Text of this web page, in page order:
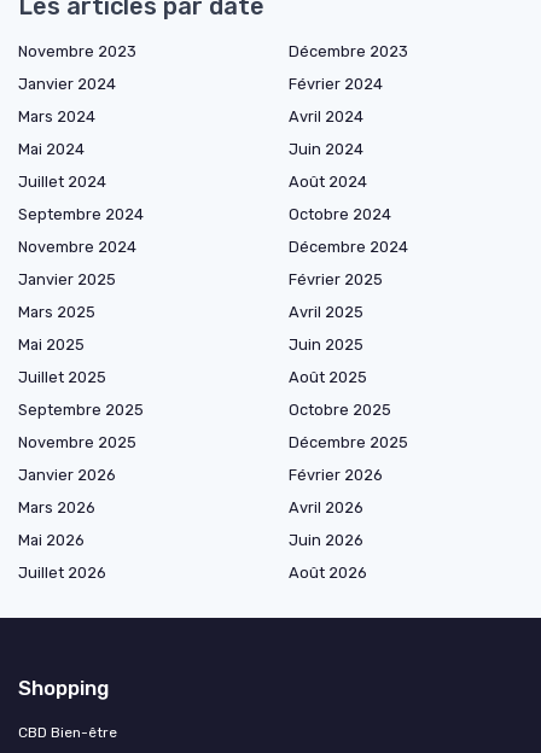
Novembre 2023
Décembre 2023
Janvier 2024
Février 2024
Mars 2024
Avril 2024
Mai 2024
Juin 2024
Juillet 2024
Août 2024
Septembre 2024
Octobre 2024
Novembre 2024
Décembre 2024
Janvier 2025
Février 2025
Mars 2025
Avril 2025
Mai 2025
Juin 2025
Juillet 2025
Août 2025
Septembre 2025
Octobre 2025
Novembre 2025
Décembre 2025
Janvier 2026
Février 2026
Mars 2026
Avril 2026
Mai 2026
Juin 2026
Juillet 2026
Août 2026
Shopping
CBD Bien-être